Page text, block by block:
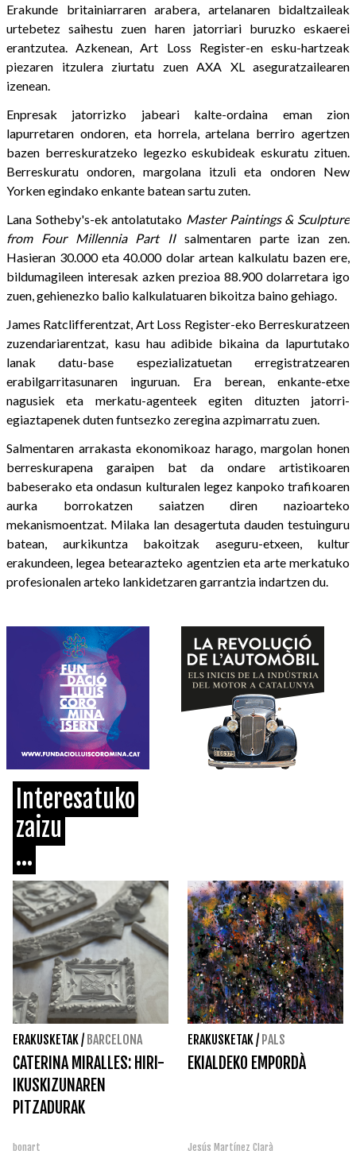
Erakunde britainiarraren arabera, artelanaren bidaltzaileak
urtebetez saihestu zuen haren jatorriari buruzko eskaerei
erantzutea. Azkenean, Art Loss Register-en esku-hartzeak
piezaren itzulera ziurtatu zuen AXA XL aseguratzailearen
izenean.
Enpresak jatorrizko jabeari kalte-ordaina eman zion
lapurretaren ondoren, eta horrela, artelana berriro agertzen
bazen berreskuratzeko legezko eskubideak eskuratu zituen.
Berreskuratu ondoren, margolana itzuli eta ondoren New
Yorken egindako enkante batean sartu zuten.
Lana Sotheby's-ek antolatutako Master Paintings & Sculpture
from Four Millennia Part IIsalmentaren parte izan zen.
Hasieran 30.000 eta 40.000 dolar artean kalkulatu bazen ere,
bildumagileen interesak azken prezioa 88.900 dolarretara igo
zuen, gehienezko balio kalkulatuaren bikoitza baino gehiago.
James Ratclifferentzat, Art Loss Register-eko Berreskuratzeen
zuzendariarentzat, kasu hau adibide bikaina da lapurtutako
lanak datu-base espezializatuetan erregistratzearen
erabilgarritasunaren inguruan. Era berean, enkante-etxe
nagusiek eta merkatu-agenteek egiten dituzten jatorri-
egiaztapenek duten funtsezko zeregina azpimarratu zuen.
Salmentaren arrakasta ekonomikoaz harago, margolan honen
berreskurapena garaipen bat da ondare artistikoaren
babeserako eta ondasun kulturalen legez kanpoko trafikoaren
aurka borrokatzen saiatzen diren nazioarteko
mekanismoentzat. Milaka lan desagertuta dauden testuinguru
batean, aurkikuntza bakoitzak aseguru-etxeen, kultur
erakundeen, legea betearazteko agentzien eta arte merkatuko
profesionalen arteko lankidetzaren garrantzia indartzen du.
Interesatuko
zaizu
...
ERAKUSKETAK/ BARCELONA
CATERINA MIRALLES: HIRI-
IKUSKIZUNAREN
PITZADURAK
bonart
ERAKUSKETAK/ PALS
EKIALDEKO EMPORDÀ
Jesús Martínez Clarà